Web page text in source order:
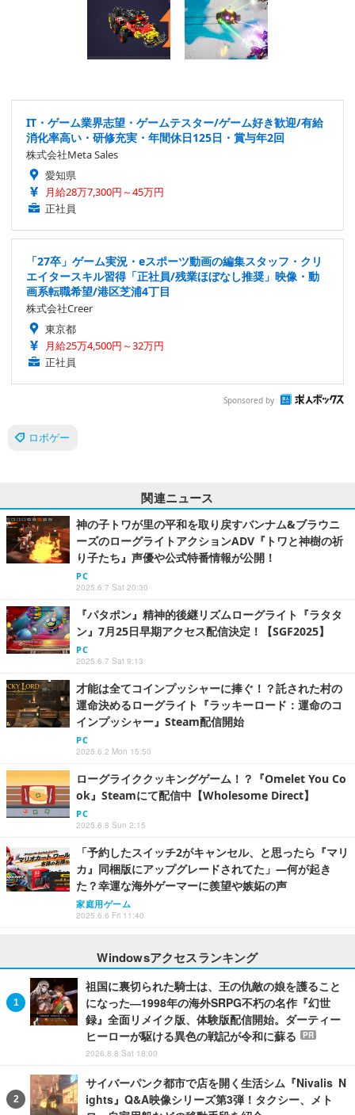
IT・ゲーム業界志望・ゲームテスター/ゲーム好き歓迎/有給
消化率高い・研修充実・年間休日125日・賞与年2回
株式会社Meta Sales
愛知県
月給28万7,300円～45万円
正社員
「27卒」ゲーム実況・eスポーツ動画の編集スタッフ・クリ
エイタースキル習得「正社員/残業ほぼなし推奨」映像・動
画系転職希望/港区芝浦4丁目
株式会社Creer
東京都
月給25万4,500円～32万円
正社員
Sponsored by
ロボゲー
関連ニュース
神の子トワが里の平和を取り戻すバンナム&ブラウニ
ーズのローグライトアクションADV『トワと神樹の祈
り子たち』声優や公式特番情報が公開！
PC
2025.6.7 Sat 20:30
『パタポン』精神的後継リズムローグライト『ラタタ
ン』7月25日早期アクセス配信決定！【SGF2025】
PC
2025.6.7 Sat 9:13
才能は全てコインプッシャーに捧ぐ！？託された村の
運命決めるローグライト『ラッキーロード：運命のコ
インプッシャー』Steam配信開始
PC
2025.6.2 Mon 15:50
ローグライククッキングゲーム！？『Omelet You Co
ok』Steamにて配信中【Wholesome Direct】
PC
2025.6.8 Sun 2:15
「予約したスイッチ2がキャンセル、と思ったら『マリ
カ』同梱版にアップグレードされてた」―何が起き
た？幸運な海外ゲーマーに羨望や嫉妬の声
家庭用ゲーム
2025.6.6 Fri 11:40
Windowsアクセスランキング
祖国に裏切られた騎士は、王の仇敵の娘を護ること
になった―1998年の海外SRPG不朽の名作『幻世
録』全面リメイク版、体験版配信開始。ダーティー
ヒーローが駆ける異色の戦記が令和に蘇る
PR
2026.8.8 Sat 18:00
サイバーパンク都市で店を開く生活シム『Nivalis N
ights』Q&A映像シリーズ第3弾！タクシー、メト